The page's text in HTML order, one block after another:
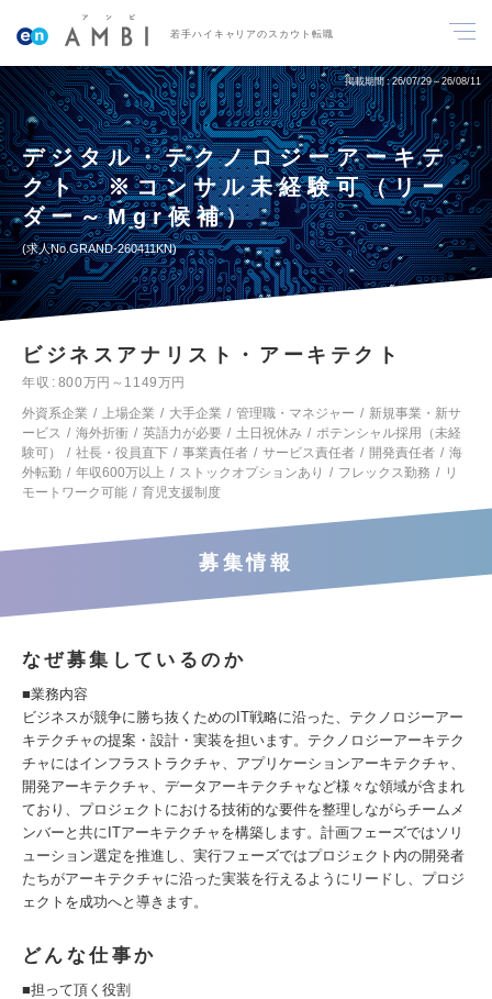
若手ハイキャリアのスカウト転職
掲載期間 26/07/29～26/08/11
デジタル・テクノロジーアーキテ
クト ※コンサル未経験可（リー
ダー～Mgr候補）
求人No.GRAND-260411KN
ビジネスアナリスト・アーキテクト
年収
800万円～1149万円
外資系企業
上場企業 大手企業 管理職・マネジャー
新規事業・新サ
ービス
海外折衝 英語力が必要 土日祝休み
ポテンシャル採用（未経
験可）
社長・役員直下 事業責任者 サービス責任者 開発責任者
海
外転勤
年収600万以上 ストックオプションあり フレックス勤務
リ
モートワーク可能
育児支援制度
募集情報
なぜ募集しているのか
■業務内容
ビジネスが競争に勝ち抜くためのIT戦略に沿った、テクノロジーアー
キテクチャの提案・設計・実装を担います。テクノロジーアーキテク
チャにはインフラストラクチャ、アプリケーションアーキテクチャ、
開発アーキテクチャ、データアーキテクチャなど様々な領域が含まれ
ており、プロジェクトにおける技術的な要件を整理しながらチームメ
ンバーと共にITアーキテクチャを構築します。計画フェーズではソリ
ューション選定を推進し、実行フェーズではプロジェクト内の開発者
たちがアーキテクチャに沿った実装を行えるようにリードし、プロジ
ェクトを成功へと導きます。
どんな仕事か
■担って頂く役割